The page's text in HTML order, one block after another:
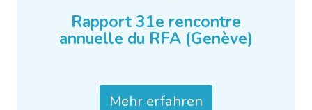
Rapport 31e rencontre
annuelle du RFA (Genève)
Mehr erfahren